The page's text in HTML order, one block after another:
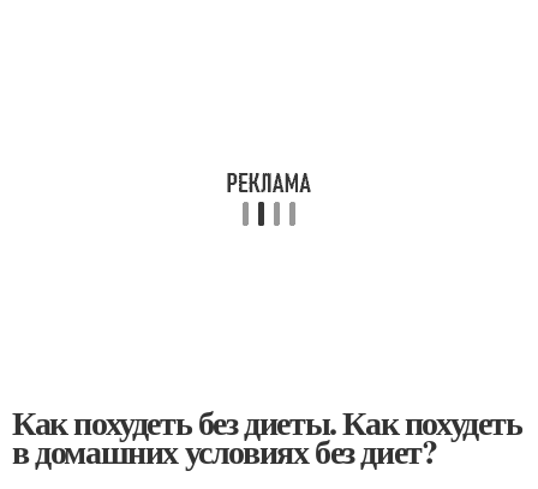
Как похудеть без диеты. Как похудеть
в домашних условиях без диет?